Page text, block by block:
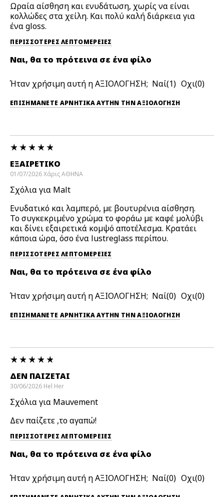
Ωραία αίσθηση και ενυδάτωση, χωρίς να είναι
κολλώδες στα χείλη. Και πολύ καλή διάρκεια για
ένα gloss.
ΠΕΡΙΣΣΌΤΕΡΕΣ ΛΕΠΤΟΜΈΡΕΙΕΣ
Ναι, θα το πρότεινα σε ένα φίλο
Ήταν χρήσιμη αυτή η ΑΞΙΟΛΟΓΗΣΗ; 1 0
ΕΠΙΣΗΜΆΝΕΤΕ ΑΡΝΗΤΙΚΆ ΑΥΤΉΝ ΤΗΝ ΑΞΙΟΛΟΓΗΣΗ
ΕΞΑΙΡΕΤΙΚΌ
01/07/2026ΧάριςΑΘΗΝΑ
Σχόλια για Malt
Ενυδατικό και λαμπερό, με βουτυρένια αίσθηση.
Το συγκεκριμένο χρώμα το φοράω με καφέ μολύβι
και δίνει εξαιρετικά κομψό αποτέλεσμα. Κρατάει
κάποια ώρα, όσο ένα lustreglass περίπου.
ΠΕΡΙΣΣΌΤΕΡΕΣ ΛΕΠΤΟΜΈΡΕΙΕΣ
Ναι, θα το πρότεινα σε ένα φίλο
Ήταν χρήσιμη αυτή η ΑΞΙΟΛΟΓΗΣΗ; 0 0
ΕΠΙΣΗΜΆΝΕΤΕ ΑΡΝΗΤΙΚΆ ΑΥΤΉΝ ΤΗΝ ΑΞΙΟΛΟΓΗΣΗ
ΔΕΝ ΠΑΊΖΕΤΑΙ
30/06/2026 Hel Her
Σχόλια για Mauvement
Δεν παίζετε ,το αγαπώ!
ΠΕΡΙΣΣΌΤΕΡΕΣ ΛΕΠΤΟΜΈΡΕΙΕΣ
Ναι, θα το πρότεινα σε ένα φίλο
Ήταν χρήσιμη αυτή η ΑΞΙΟΛΟΓΗΣΗ; 0 0